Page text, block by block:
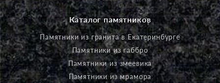
Каталог памятников
Памятники из гранита в Екатеринбурге
Памятники из габбро
Памятники из змеевика
Памятники из мрамора